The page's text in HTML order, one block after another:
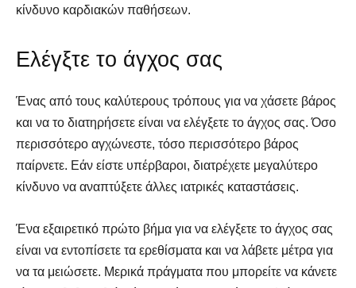
κίνδυνο καρδιακών παθήσεων.
Ελέγξτε το άγχος σας
Ένας από τους καλύτερους τρόπους για να χάσετε βάρος
και να το διατηρήσετε είναι να ελέγξετε το άγχος σας. Όσο
περισσότερο αγχώνεστε, τόσο περισσότερο βάρος
παίρνετε. Εάν είστε υπέρβαροι, διατρέχετε μεγαλύτερο
κίνδυνο να αναπτύξετε άλλες ιατρικές καταστάσεις.
Ένα εξαιρετικό πρώτο βήμα για να ελέγξετε το άγχος σας
είναι να εντοπίσετε τα ερεθίσματα και να λάβετε μέτρα για
να τα μειώσετε. Μερικά πράγματα που μπορείτε να κάνετε